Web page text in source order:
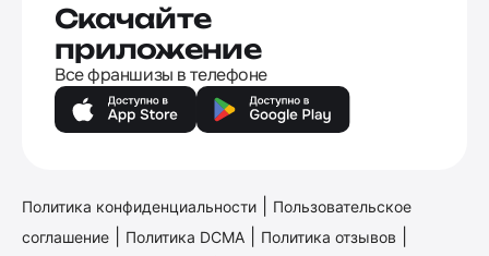
Скачайте
приложение
Все франшизы в телефоне
Политика конфиденциальности
Пользовательское
соглашение
Политика DCMA Политика отзывов